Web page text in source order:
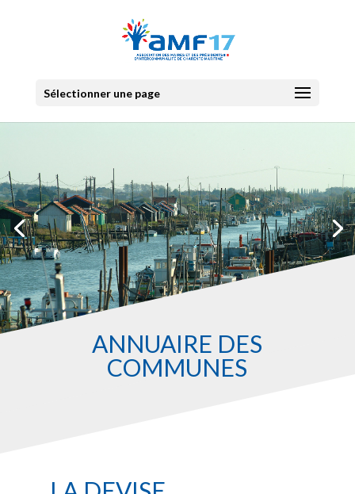
Sélectionner une page
ANNUAIRE DES
COMMUNES